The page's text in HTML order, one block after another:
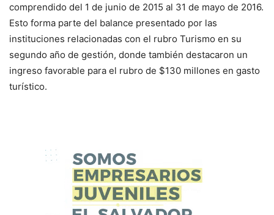
comprendido del 1 de junio de 2015 al 31 de mayo de 2016.
Esto forma parte del balance presentado por las
instituciones relacionadas con el rubro Turismo en su
segundo año de gestión, donde también destacaron un
ingreso favorable para el rubro de $130 millones en gasto
turístico.